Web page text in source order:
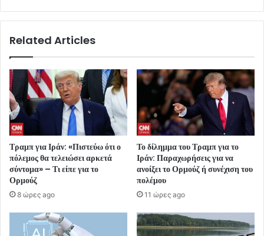
Related Articles
Τραμπ για Ιράν: «Πιστεύω ότι ο
πόλεμος θα τελειώσει αρκετά
σύντομα» – Τι είπε για το
Ορμούζ
8 ώρες ago
Το δίλημμα του Τραμπ για το
Ιράν: Παραχωρήσεις για να
ανοίξει το Ορμούζ ή συνέχιση του
πολέμου
11 ώρες ago